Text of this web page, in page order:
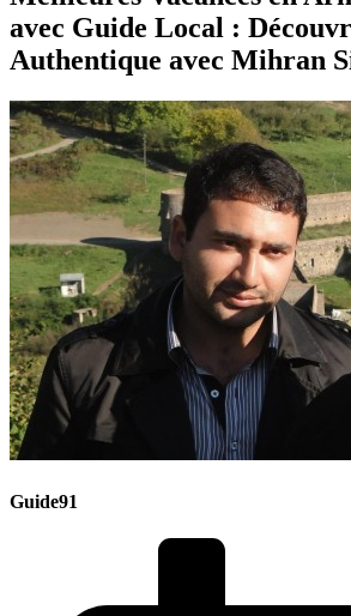
avec Guide Local :
Authentique avec Mihran
Guide91